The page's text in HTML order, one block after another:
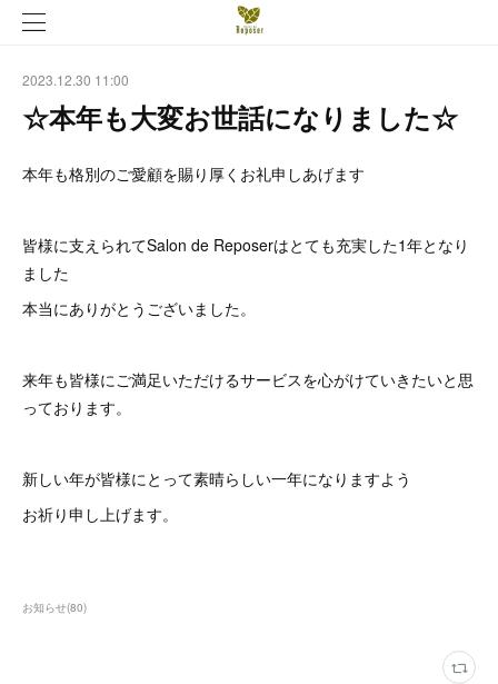
2023.12.30 11:00
☆本年も大変お世話になりました☆
本年も格別のご愛顧を賜り厚くお礼申しあげます
皆様に支えられてSalon de Reposerはとても充実した1年となり
ました
本当にありがとうございました。
来年も皆様にご満足いただけるサービスを心がけていきたいと思
っております。
新しい年が皆様にとって素晴らしい一年になりますよう
お祈り申し上げます。
お知らせ(80)